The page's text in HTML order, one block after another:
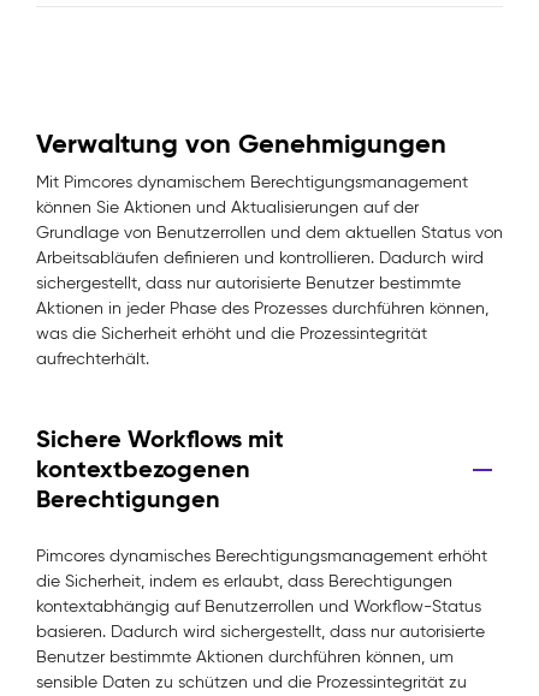
Verwaltung von Genehmigungen
Mit Pimcores dynamischem Berechtigungsmanagement
können Sie Aktionen und Aktualisierungen auf der
Grundlage von Benutzerrollen und dem aktuellen Status von
Arbeitsabläufen definieren und kontrollieren. Dadurch wird
sichergestellt, dass nur autorisierte Benutzer bestimmte
Aktionen in jeder Phase des Prozesses durchführen können,
was die Sicherheit erhöht und die Prozessintegrität
aufrechterhält.
Sichere Workflows mit
kontextbezogenen
Berechtigungen
Pimcores dynamisches Berechtigungsmanagement erhöht
die Sicherheit, indem es erlaubt, dass Berechtigungen
kontextabhängig auf Benutzerrollen und Workflow-Status
basieren. Dadurch wird sichergestellt, dass nur autorisierte
Benutzer bestimmte Aktionen durchführen können, um
sensible Daten zu schützen und die Prozessintegrität zu